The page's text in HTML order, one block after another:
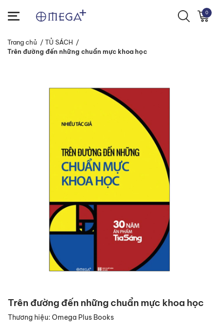
0
Trang chủ / TỦ SÁCH /
Trên đường đến những chuẩn mực khoa học
Trên đường đến những chuẩn mực khoa học
Thương hiệu: Omega Plus Books